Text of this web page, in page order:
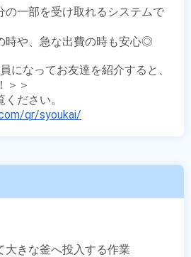
の一部を受け取れるシステムで
時や、急な出費の時も安心◎
になってお友達を紹介すると、
＞＞
qr/syoukai/
大きな釜へ投入する作業